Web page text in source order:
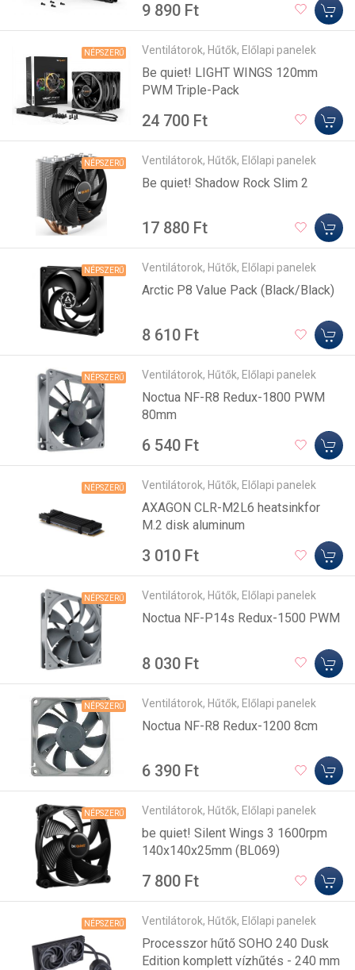
9 890 Ft
NÉPSZERŰ Ventilátorok, Hűtők, Előlapi panelek
Be quiet! LIGHT WINGS 120mm
PWM Triple-Pack
24 700 Ft
NÉPSZERŰ Ventilátorok, Hűtők, Előlapi panelek
Be quiet! Shadow Rock Slim 2
17 880 Ft
NÉPSZERŰ Ventilátorok, Hűtők, Előlapi panelek
Arctic P8 Value Pack (Black/Black)
8 610 Ft
NÉPSZERŰ Ventilátorok, Hűtők, Előlapi panelek
Noctua NF-R8 Redux-1800 PWM
80mm
6 540 Ft
NÉPSZERŰ Ventilátorok, Hűtők, Előlapi panelek
AXAGON CLR-M2L6 heatsinkfor
M.2 disk aluminum
3 010 Ft
NÉPSZERŰ Ventilátorok, Hűtők, Előlapi panelek
Noctua NF-P14s Redux-1500 PWM
8 030 Ft
NÉPSZERŰ Ventilátorok, Hűtők, Előlapi panelek
Noctua NF-R8 Redux-1200 8cm
6 390 Ft
NÉPSZERŰ Ventilátorok, Hűtők, Előlapi panelek
be quiet! Silent Wings 3 1600rpm
140x140x25mm (BL069)
7 800 Ft
NÉPSZERŰ Ventilátorok, Hűtők, Előlapi panelek
Processzor hűtő SOHO 240 Dusk
Edition komplett vízhűtés - 240 mm